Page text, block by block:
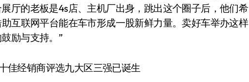
厅的老板是4s店、主机厂出身，跳出这个圈子后，他们希
互联网平台能在车市形成一股新鲜力量。卖好车举办这样
励与支持。”